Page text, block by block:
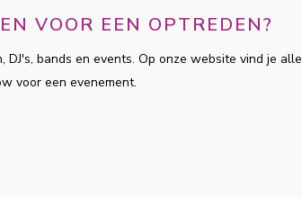
VOOR EEN OPTREDEN?
bands en events. Op onze website vind je alle
voor een evenement.